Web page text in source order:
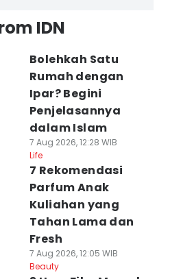
IDN
Bolehkah Satu
Rumah dengan
Ipar? Begini
Penjelasannya
dalam Islam
7 Aug 2026, 12:28 WIB
Life
7 Rekomendasi
Parfum Anak
Kuliahan yang
Tahan Lama dan
Fresh
7 Aug 2026, 12:05 WIB
Beauty